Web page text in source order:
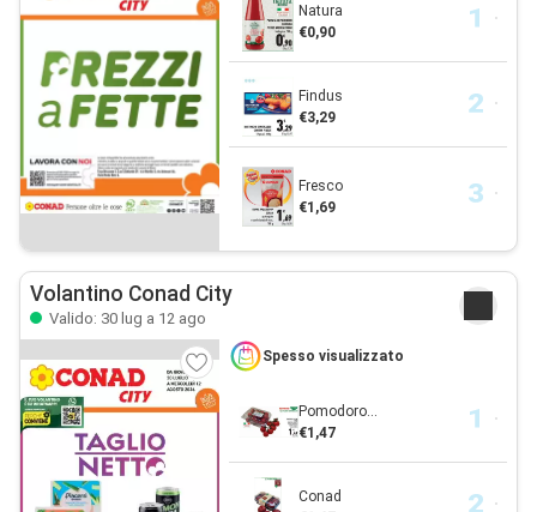
Natura
€0,90
Findus
€3,29
Fresco
€1,69
Volantino Conad City
Valido: 30 lug a 12 ago
Spesso visualizzato
Pomodoro...
€1,47
Conad